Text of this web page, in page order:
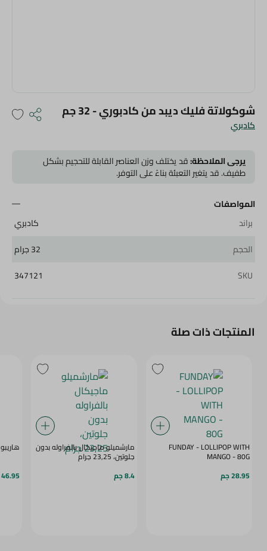
كادبري
شوكولاتة فليك ديبد من كادبوري - 32 جم
يرجى الملاحظة:قد يختلف وزن العناصر القابلة للتحجيم بشكل
طفيف. قد يتغير التعبئة بناءً على التوفر.
المواصفات
براند
كادبري
الحجم
32 جرام
SKU
347121
المنتجات ذات صلة
FUNDAY - LOLLIPOP WITH
MANGO - 80G
28.95 جم
مارشميلو ماجيكال بالفراوله بدون
جلوتين، 23,25 جرام
8.4 جم
هاريبو
46.95 جم